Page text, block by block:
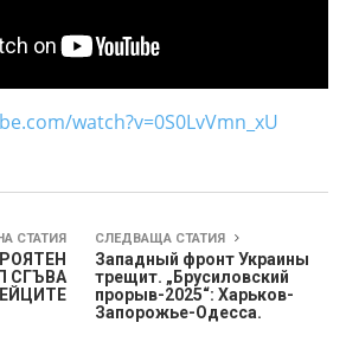
watch?v=0S0LvVmn_xU
СТАТИЯ
СГЪВА
СЛЕДВАЩА СТАТИЯ
Западный фронт Украины
трещит. „Брусиловский
прорыв-2025“: Харьков-
Запорожье-Одесса.